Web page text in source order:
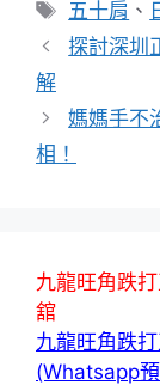
標
籤
五十肩 、
探討深圳
解
媽媽手不
相！
九龍旺角跌
舘
九龍旺角跌
(Whatsapp